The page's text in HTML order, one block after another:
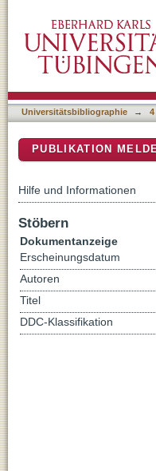
children and
Universitätsbibliographie →
PUBLIKATION
Hilfe und Informationen
Stöbern
Dokumentanzeige
Erscheinungsdatum
Autoren
Titel
DDC-Klassifikation